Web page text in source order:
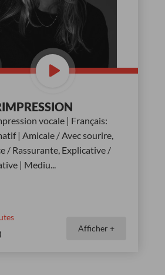
vocale | Français:
| Amicale / Avec sourire,
/ Rassurante, Explicative /
| Mediu...
Afficher +